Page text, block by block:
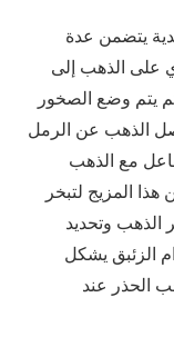
يتضمن عدة
على الذهب إلى
يتم وضع الصخور
الذهب عن الرمل
مع الذهب
المزيج لتبخر
الذهب وتحديد
الزئبق يشكل
الحذر عند